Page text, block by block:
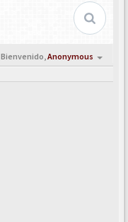
Bienvenido,Anonymous